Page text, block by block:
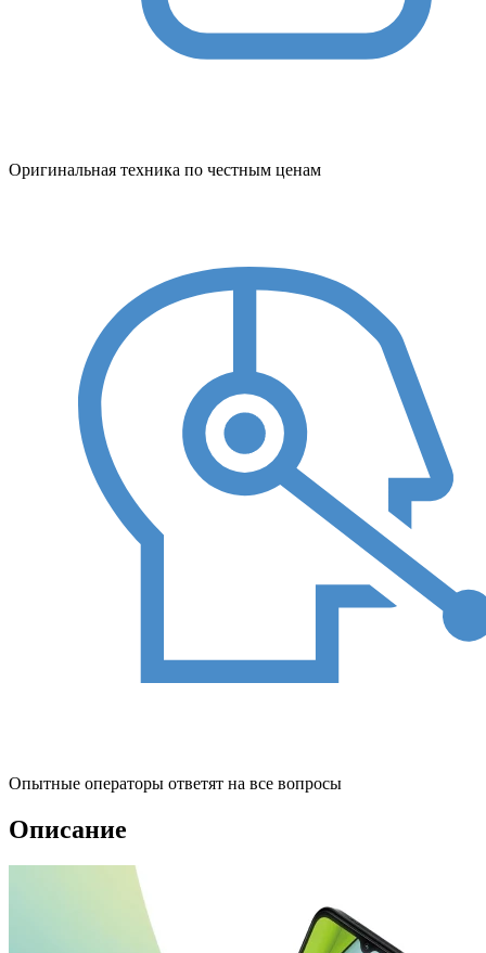
Оригинальная техника по честным ценам
Опытные операторы ответят на все вопросы
Описание